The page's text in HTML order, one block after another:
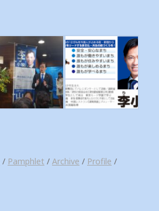
/ Pamphlet / Archive / Profile /